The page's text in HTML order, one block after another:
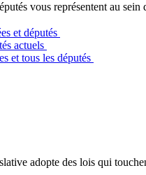
vous représentent au
et députés
actuels
et tous les députés
adopte des lois qui